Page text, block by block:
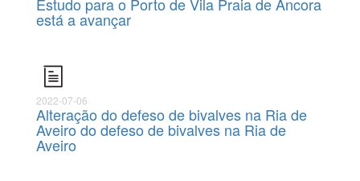
está a avançar
2022-07-06
Alteração do defeso de bivalves na Ria de
Aveiro do defeso de bivalves na Ria de
Aveiro